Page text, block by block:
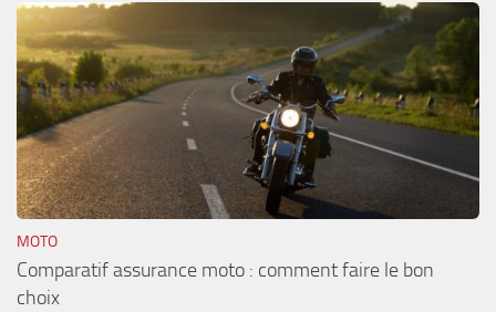
MOTO
Comparatif assurance moto : comment faire le bon
choix